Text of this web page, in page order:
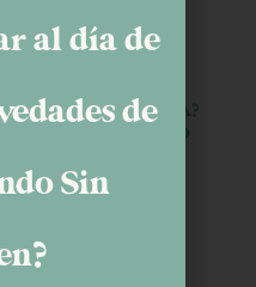
ES HEREDITARIA?
al día de
de
Sin